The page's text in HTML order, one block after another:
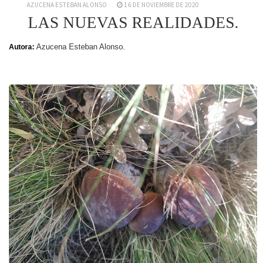
AZUCENA ESTEBAN ALONSO 16 DE NOVIEMBRE DE 2020
LAS NUEVAS REALIDADES.
Autora: Azucena Esteban Alonso.